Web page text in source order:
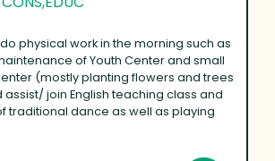
physical work in the morning such as
of Youth Center and small
(mostly planting flowers and trees
join English teaching class and
traditional dance as well as playing